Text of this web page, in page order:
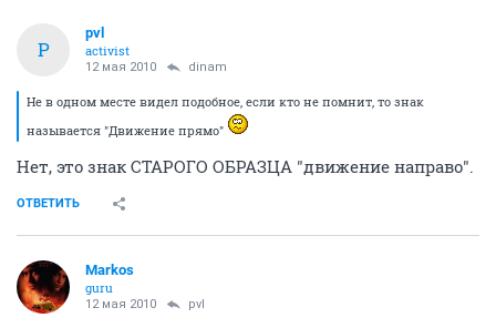
P
pvl
activist
12 мая 2010 dinam
Не в одном месте видел подобное, если кто не помнит, то знак
называется "Движение прямо"
Нет, это знак СТАРОГО ОБРАЗЦА "движение направо".
ОТВЕТИТЬ
Markos
guru
12 мая 2010 pvl